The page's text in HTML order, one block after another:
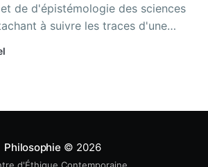
de d'épistémologie des sciences
à suivre les traces d'une
de la notion de « narratif »
une histoire produit, sur
Philosophie © 2026